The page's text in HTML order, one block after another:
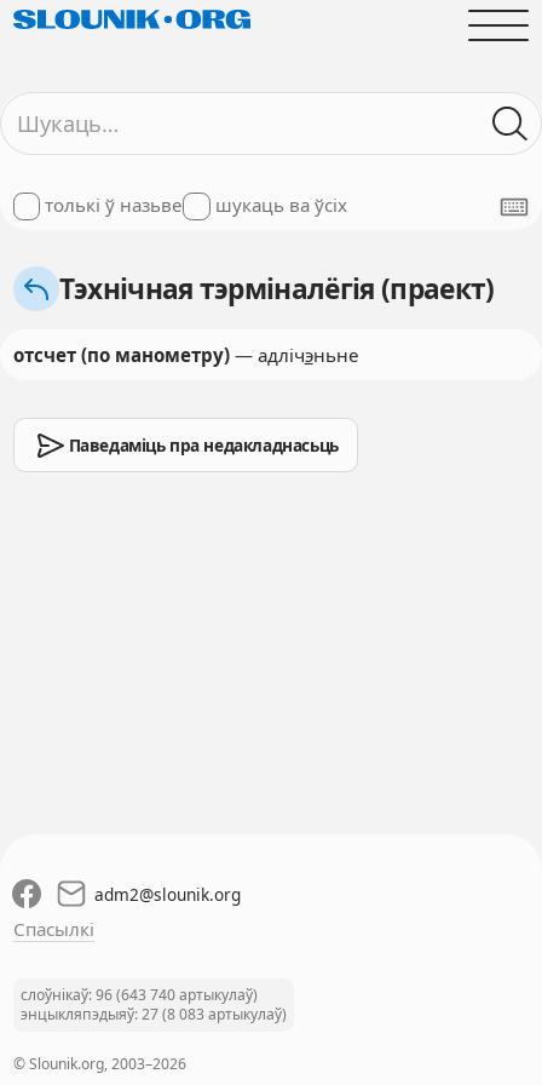
толькі ў назьве шукаць ва ўсіх
Тэхнічная тэрміналёгія (праект)
отсчет (по манометру)— адлічэньне
Паведаміць пра недакладнасьць
adm2@slounik.org
Спасылкі
слоўнікаў: 96 (643 740 артыкулаў)
энцыкляпэдыяў: 27 (8 083 артыкулаў)
© Slounik.org, 2003–2026